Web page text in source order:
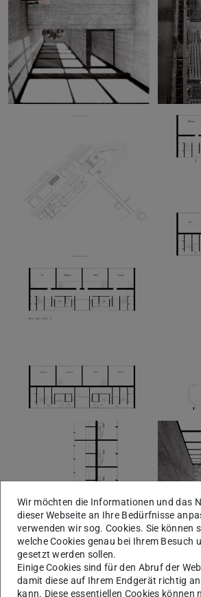
Wir möchten die Informationen und das
dieser Webseite an Ihre Bedürfnisse
verwenden wir sog. Cookies. Sie können
welche Cookies genau bei Ihrem Besuch
gesetzt werden sollen.
Einige Cookies sind für den Abruf der
damit diese auf Ihrem Endgerät richtig
kann. Diese essentiellen Cookies können